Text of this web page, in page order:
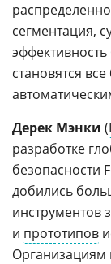
сегментация,
становятся
Дерек Мэнки (
разработке
безопасности
добились
инструментов
и прототипов
Организациям